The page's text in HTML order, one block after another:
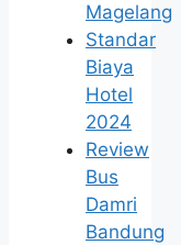
Magelang
Standar
Biaya
Hotel
2024
Review
Bus
Damri
Bandung